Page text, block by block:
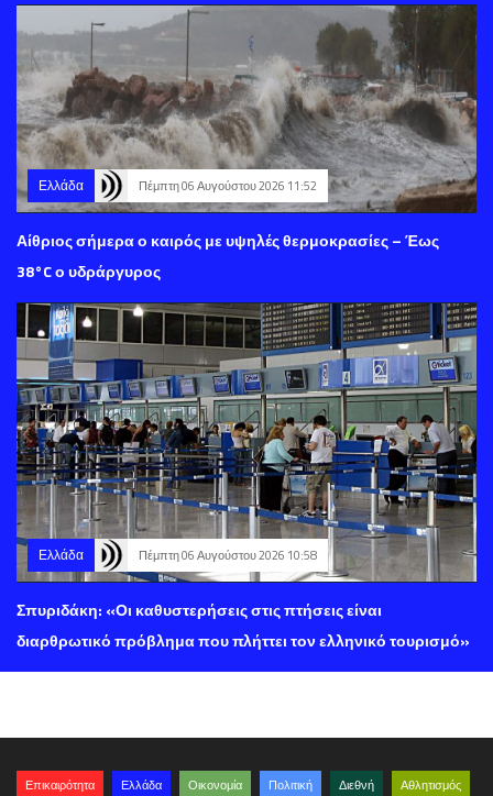
Ελλάδα Πέμπτη 06 Αυγούστου 2026 11:52
Αίθριος σήμερα ο καιρός με υψηλές θερμοκρασίες – Έως
38°C ο υδράργυρος
Ελλάδα Πέμπτη 06 Αυγούστου 2026 10:58
Σπυριδάκη: «Οι καθυστερήσεις στις πτήσεις είναι
διαρθρωτικό πρόβλημα που πλήττει τον ελληνικό τουρισμό»
Επικαιρότητα Ελλάδα Οικονομία Πολιτική Διεθνή Αθλητισμός